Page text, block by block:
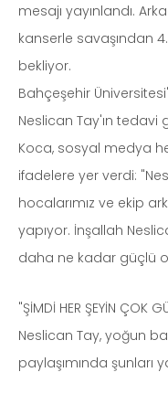
mesajı yayınlandı.
kanserle savaşından
bekliyor.
Bahçeşehir
Neslican Tay'ın
Koca, sosyal medya
ifadelere yer verdi:
hocalarımız ve ekip
yapıyor. İnşallah
daha ne kadar güçlü
"ŞİMDİ HER ŞEYİN ÇOK
Neslican Tay, yoğun
paylaşımında şunları